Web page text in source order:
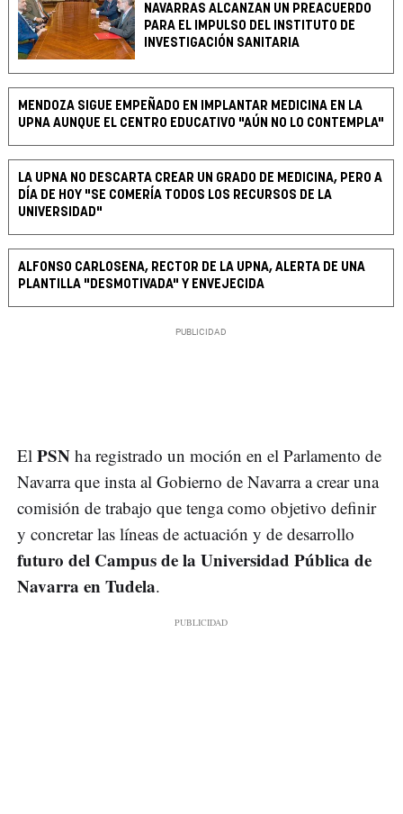
NAVARRAS ALCANZAN UN PREACUERDO
PARA EL IMPULSO DEL INSTITUTO DE
INVESTIGACIÓN SANITARIA
MENDOZA SIGUE EMPEÑADO EN IMPLANTAR MEDICINA EN LA
UPNA AUNQUE EL CENTRO EDUCATIVO "AÚN NO LO CONTEMPLA"
LA UPNA NO DESCARTA CREAR UN GRADO DE MEDICINA, PERO A
DÍA DE HOY "SE COMERÍA TODOS LOS RECURSOS DE LA
UNIVERSIDAD"
ALFONSO CARLOSENA, RECTOR DE LA UPNA, ALERTA DE UNA
PLANTILLA "DESMOTIVADA" Y ENVEJECIDA
El PSN ha registrado un moción en el Parlamento de
Navarra que insta al Gobierno de Navarra a crear una
comisión de trabajo que tenga como objetivo definir
y concretar las líneas de actuación y de desarrollo
futuro del Campus de la Universidad Pública de
Navarra en Tudela.